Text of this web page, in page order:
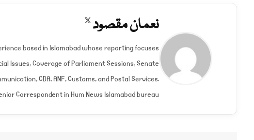
نعمان مقصود
based in Islamabad whose reporting focuses
Issues, Coverage of Parliament Sessions, Senate
CDA, ANF, Customs, and Postal Services.
Correspondent in Hum News Islamabad bureau.